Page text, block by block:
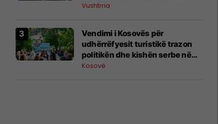
Vushtrria
Vendimi i Kosovës për
udhërrëfyesit turistikë trazon
politikën dhe kishën serbe në
Beograd
Kosovë